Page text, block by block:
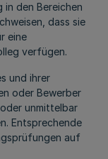
in den Bereichen
dass sie
eine
verfügen.
und ihrer
oder Bewerber
unmittelbar
Entsprechende
auf